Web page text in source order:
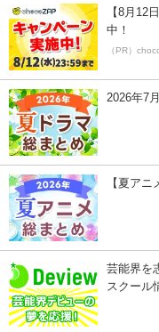
【8月12
中！
（PR）
2026年7
【夏ア
芸能界を
スクール